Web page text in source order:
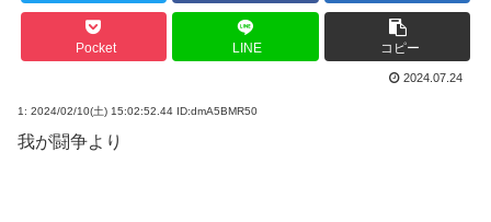
Pocket LINE コピー
2024.07.24
1: 2024/02/10(土) 15:02:52.44 ID:dmA5BMR50
我が闘争より